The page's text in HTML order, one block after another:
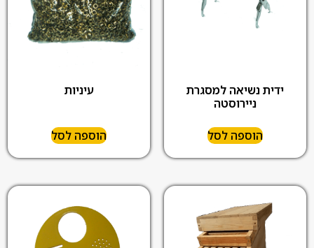
ידית נשיאה למסגרת
ניירוסטה
הוספה לסל
עיניות
הוספה לסל